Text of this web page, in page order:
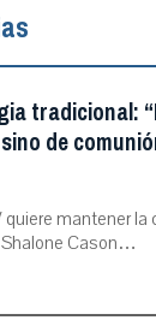
tradicional:
de
quiere mantener la
Shalone Cason…